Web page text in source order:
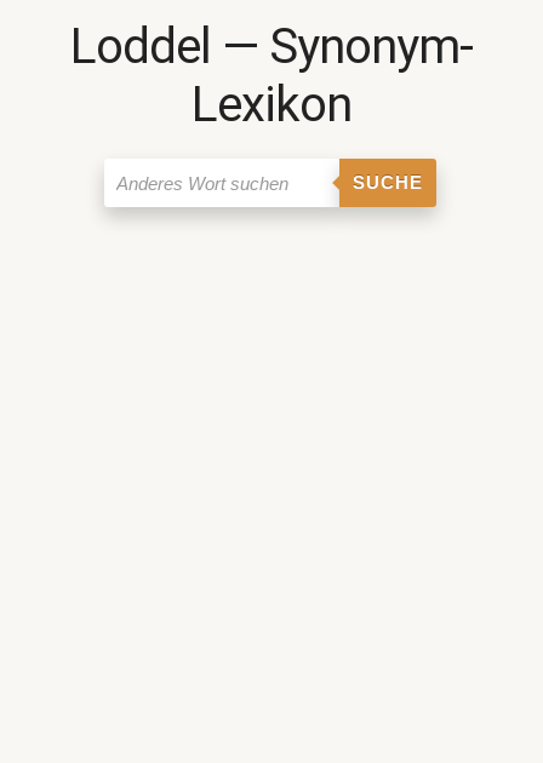
Loddel ― Synonym-
Lexikon
SUCHE